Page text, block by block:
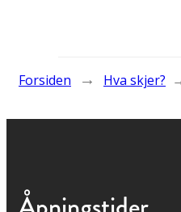
Forsiden → Hva skjer?